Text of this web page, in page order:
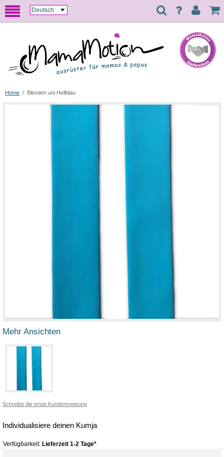
Home / Blenden uni Hellblau
Mehr Ansichten
Schreibe die erste Kundenmeinung
Individualisiere deinen Kumja
Verfügbarkeit: Lieferzeit 1-2 Tage*